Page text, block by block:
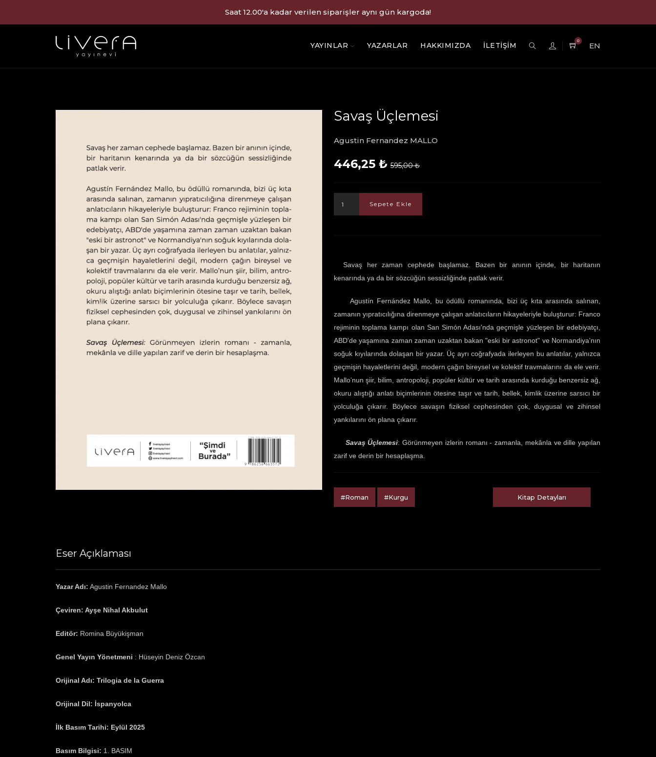
Saat 12.00'a kadar verilen siparişler aynı gün kargoda!
YAYINLAR YAZARLAR HAKKIMIZDA İLETİŞİM
0
EN
Savaş Üçlemesi
Agustin Fernandez MALLO
446,25 ₺ 595,00 ₺
Sepete Ekle
Savaş her zaman cephede başlamaz. Bazen bir anının içinde, bir haritanın
kenarında ya da bir sözcüğün sessizliğinde patlak verir.
Agustín Fernández Mallo, bu ödüllü romanında, bizi üç kıta arasında salınan,
zamanın yıpratıcılığına direnmeye çalışan anlatıcıların hikayeleriyle buluşturur: Franco
rejiminin toplama kampı olan San Simón Adası'nda geçmişle yüzleşen bir edebiyatçı,
ABD'de yaşamına zaman zaman uzaktan bakan "eski bir astronot" ve Normandiya'nın
soğuk kıyılarında dolaşan bir yazar. Üç ayrı coğrafyada ilerleyen bu anlatılar, yalnızca
geçmişin hayaletlerini değil, modern çağın bireysel ve kolektif travmalarını da ele verir.
Mallo’nun şiir, bilim, antropoloji, popüler kültür ve tarih arasında kurduğu benzersiz ağ,
okuru alıştığı anlatı biçimlerinin ötesine taşır ve tarih, bellek, kimlik üzerine sarsıcı bir
yolculuğa çıkarır. Böylece savaşın fiziksel cephesinden çok, duygusal ve zihinsel
yankılarını ön plana çıkarır.
Savaş Üçlemesi: Görünmeyen izlerin romanı - zamanla, mekânla ve dille yapılan
zarif ve derin bir hesaplaşma.
#Roman #Kurgu Kitap Detayları
Eser Açıklaması
Yazar Adı: Agustin Fernandez Mallo
Çeviren: Ayşe Nihal Akbulut
Editör: Romina Büyükişman
Genel Yayın Yönetmeni : Hüseyin Deniz Özcan
Orijinal Adı: Trilogia de la Guerra
Orijinal Dil: İspanyolca
İlk Basım Tarihi: Eylül 2025
Basım Bilgisi: 1. BASIM